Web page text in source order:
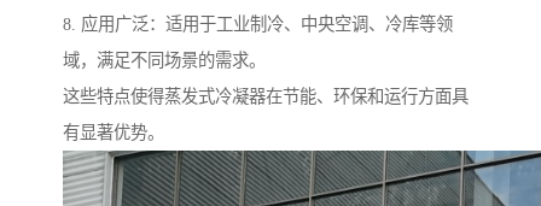
8. 应用广泛：适用于工业制冷、中央空调、冷库等领
域，满足不同场景的需求。
这些特点使得蒸发式冷凝器在节能、环保和运行方面具
有显著优势。